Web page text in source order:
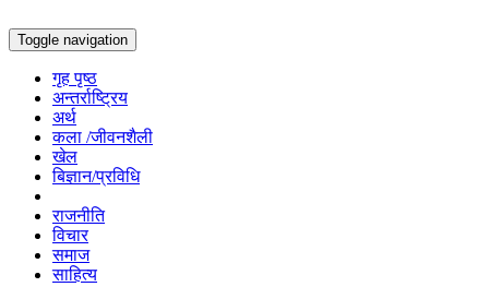
Toggle navigation
गृह पृष्ठ
अन्तर्राष्ट्रिय
अर्थ
कला /जीवनशैली
खेल
बिज्ञान/प्रविधि
राजनीति
विचार
समाज
साहित्य